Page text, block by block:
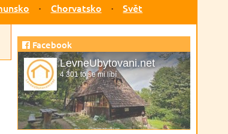
Chorvatsko Svět
Facebook
LevneUbytovani.net
4 301 to se mi líbí